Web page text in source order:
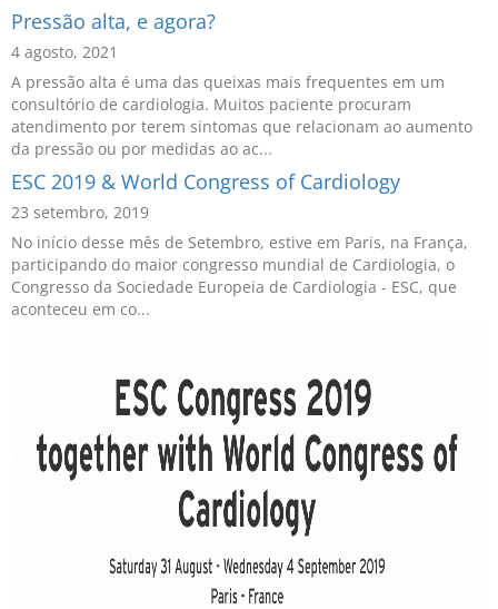
Pressão alta, e agora?
4 agosto, 2021
A pressão alta é uma das queixas mais frequentes em um
consultório de cardiologia. Muitos paciente procuram
atendimento por terem sintomas que relacionam ao aumento
da pressão ou por medidas ao ac...
ESC 2019 & World Congress of Cardiology
23 setembro, 2019
No início desse mês de Setembro, estive em Paris, na França,
participando do maior congresso mundial de Cardiologia, o
Congresso da Sociedade Europeia de Cardiologia - ESC, que
aconteceu em co...